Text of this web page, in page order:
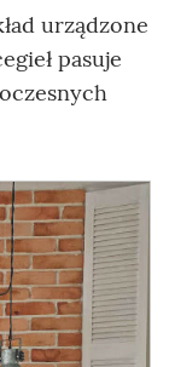
urządzone
pasuje